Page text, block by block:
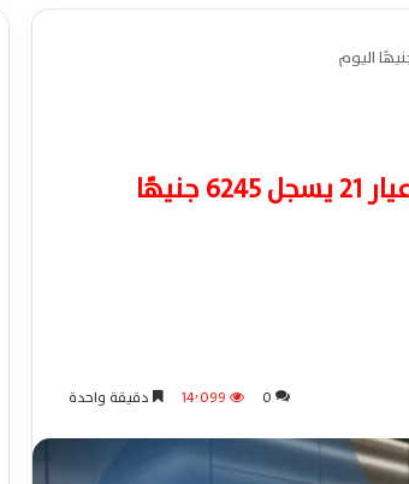
عاجل – هبوط جديد بأسعار الذهب في مصر وعيار 21 يسجل 6245 جنيهًا
0 14٬099 دقيقة واحدة